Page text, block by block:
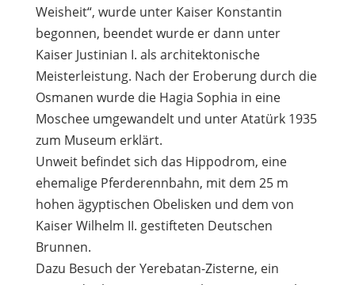
Weisheit“, wurde unter Kaiser Konstantin
begonnen, beendet wurde er dann unter
Kaiser Justinian I. als architektonische
Meisterleistung. Nach der Eroberung durch die
Osmanen wurde die Hagia Sophia in eine
Moschee umgewandelt und unter Atatürk 1935
zum Museum erklärt.
Unweit befindet sich das Hippodrom, eine
ehemalige Pferderennbahn, mit dem 25 m
hohen ägyptischen Obelisken und dem von
Kaiser Wilhelm II. gestifteten Deutschen
Brunnen.
Dazu Besuch der Yerebatan-Zisterne, ein